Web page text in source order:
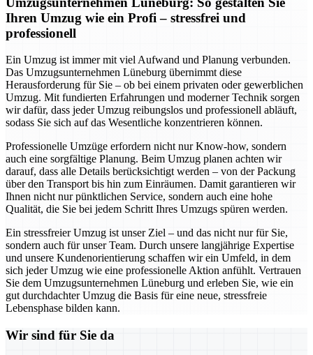
Ihren Umzug wie ein Profi – stressfrei und
professionell
Ein Umzug ist immer mit viel Aufwand und Planung verbunden.
Das Umzugsunternehmen Lüneburg übernimmt diese
Herausforderung für Sie – ob bei einem privaten oder gewerblichen
Umzug. Mit fundierten Erfahrungen und moderner Technik sorgen
wir dafür, dass jeder Umzug reibungslos und professionell abläuft,
sodass Sie sich auf das Wesentliche konzentrieren können.
Professionelle Umzüge erfordern nicht nur Know-how, sondern
auch eine sorgfältige Planung. Beim Umzug planen achten wir
darauf, dass alle Details berücksichtigt werden – von der Packung
über den Transport bis hin zum Einräumen. Damit garantieren wir
Ihnen nicht nur pünktlichen Service, sondern auch eine hohe
Qualität, die Sie bei jedem Schritt Ihres Umzugs spüren werden.
Ein stressfreier Umzug ist unser Ziel – und das nicht nur für Sie,
sondern auch für unser Team. Durch unsere langjährige Expertise
und unsere Kundenorientierung schaffen wir ein Umfeld, in dem
sich jeder Umzug wie eine professionelle Aktion anfühlt. Vertrauen
Sie dem Umzugsunternehmen Lüneburg und erleben Sie, wie ein
gut durchdachter Umzug die Basis für eine neue, stressfreie
Lebensphase bilden kann.
Wir sind für Sie da